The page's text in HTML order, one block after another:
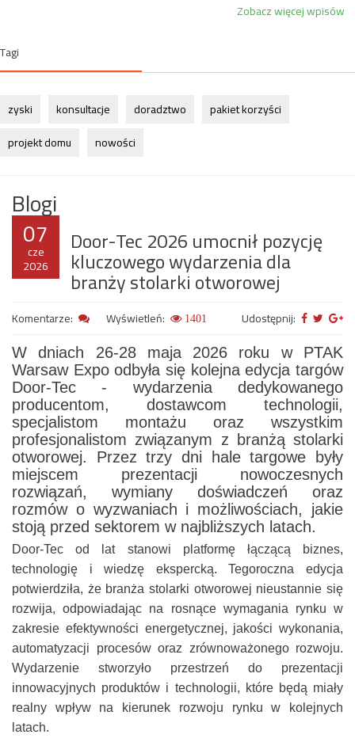
Zobacz więcej wpisów
Tagi
zyski konsultacje doradztwo
pakiet korzyści
projekt domu
nowości
Blogi
07
cze
2026
Door-Tec 2026 umocnił pozycję
kluczowego wydarzenia dla
branży stolarki otworowej
Komentarze: Wyświetleń: 1401 Udostępnij:
W dniach 26-28 maja 2026 roku w PTAK
Warsaw Expo odbyła się kolejna edycja targów
Door-Tec - wydarzenia dedykowanego
producentom, dostawcom technologii,
specjalistom montażu oraz wszystkim
profesjonalistom związanym z branżą stolarki
otworowej. Przez trzy dni hale targowe były
miejscem prezentacji nowoczesnych
rozwiązań, wymiany doświadczeń oraz
rozmów o wyzwaniach i możliwościach, jakie
stoją przed sektorem w najbliższych latach.
Door-Tec od lat stanowi platformę łączącą biznes,
technologię i wiedzę ekspercką. Tegoroczna edycja
potwierdziła, że branża stolarki otworowej nieustannie się
rozwija, odpowiadając na rosnące wymagania rynku w
zakresie efektywności energetycznej, jakości wykonania,
automatyzacji procesów oraz zrównoważonego rozwoju.
Wydarzenie stworzyło przestrzeń do prezentacji
innowacyjnych produktów i technologii, które będą miały
realny wpływ na kierunek rozwoju rynku w kolejnych
latach.